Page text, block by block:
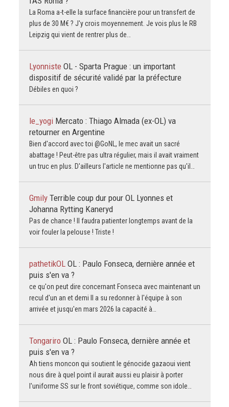
La Roma a-t-elle la surface financière pour un transfert de
plus de 30 M€ ? J'y crois moyennement. Je vois plus le RB
Leipzig qui vient de rentrer plus de…
Lyonniste OL - Sparta Prague : un important
dispositif de sécurité validé par la préfecture
Débiles en quoi ?
le_yogi Mercato : Thiago Almada (ex-OL) va
retourner en Argentine
Bien d'accord avec toi @GoNL, le mec avait un sacré
abattage ! Peut-être pas ultra régulier, mais il avait vraiment
un truc en plus. D'ailleurs l'article ne mentionne pas qu'il…
Gmily Terrible coup dur pour OL Lyonnes et
Johanna Rytting Kaneryd
Pas de chance ! Il faudra patienter longtemps avant de la
voir fouler la pelouse ! Triste !
pathetikOL OL : Paulo Fonseca, dernière année et
puis s'en va ?
ce qu'on peut dire concernant Fonseca avec maintenant un
recul d'un an et demi Il a su redonner à l'équipe à son
arrivée et jusqu'en mars 2026 la capacité à…
Tongariro OL : Paulo Fonseca, dernière année et
puis s'en va ?
Ah tiens moncon qui soutient le génocide gazaoui vient
nous dire à quel point il aurait aussi eu plaisir à porter
l'uniforme SS sur le front soviétique, comme son idole…